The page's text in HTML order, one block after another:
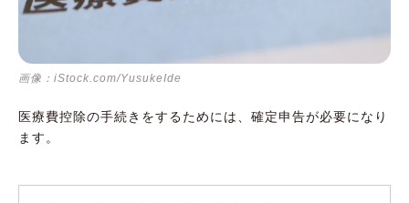
画像：iStock.com/YusukeIde
医療費控除の手続きをするためには、確定申告が必要になり
ます。